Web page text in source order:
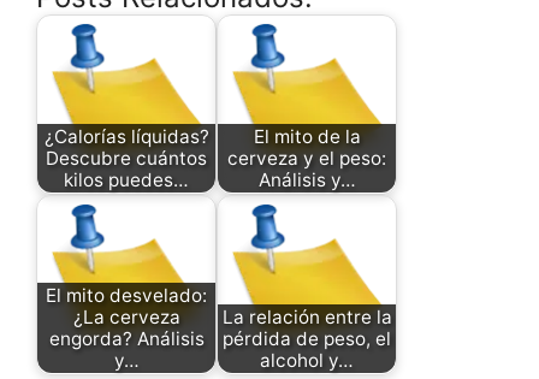
¿Calorías líquidas?
Descubre cuántos
kilos puedes…
El mito de la
cerveza y el peso:
Análisis y…
El mito desvelado:
¿La cerveza
engorda? Análisis
y…
La relación entre la
pérdida de peso, el
alcohol y…